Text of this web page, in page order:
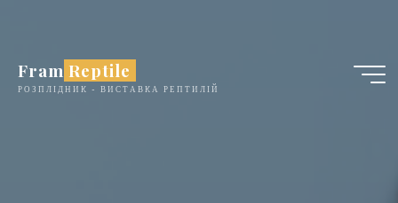
Fram Reptile
РОЗПЛІДНИК - ВИСТАВКА РЕПТИЛІЙ